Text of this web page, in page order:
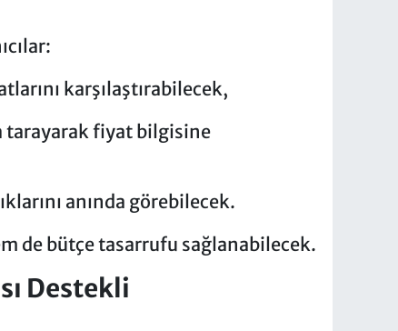
karşılaştırabilecek,
tarayarak fiyat bilgisine
anında görebilecek.
de bütçe tasarrufu sağlanabilecek.
Destekli